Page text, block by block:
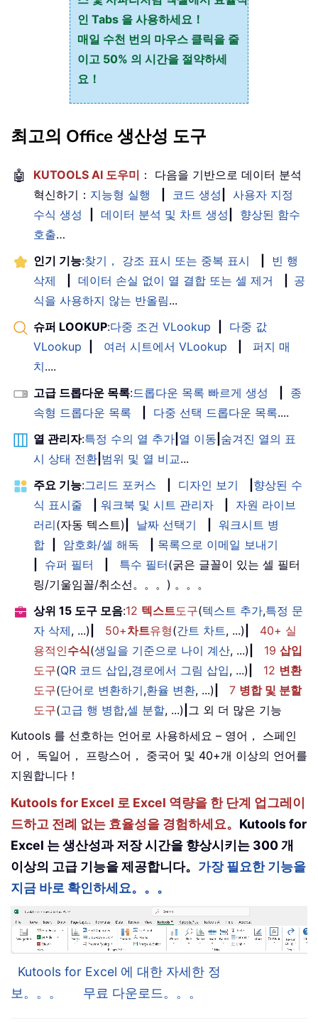
인 Tabs 을 사용하세요！
매일 수천 번의 마우스 클릭을 줄
이고 50% 의 시간을 절약하세
요！
최고의 Office 생산성 도구
🤖 KUTOOLS AI 도우미 ： 다음을 기반으로 데이터 분석
혁신하기： 지능형 실행 코드 생성
사용자 지정
수식 생성
데이터 분석 및 차트 생성
향상된 함수
호출…
인기 기능:찾기， 강조 표시 또는 중복 표시
빈 행
삭제
데이터 손실 없이 열 결합 또는 셀 제거
공
식을 사용하지 않는 반올림...
슈퍼 LOOKUP:다중 조건 VLookup
다중 값
VLookup
여러 시트에서 VLookup
퍼지 매
치....
고급 드롭다운 목록:드롭다운 목록 빠르게 생성
종
속형 드롭다운 목록
다중 선택 드롭다운 목록....
열 관리자:특정 수의 열 추가 열 이동 숨겨진 열의 표
시 상태 전환 범위 및 열 비교...
주요 기능:그리드 포커스 디자인 보기
향상된 수
식 표시줄
워크북 및 시트 관리자
자원 라이브
러리(자동 텍스트) 날짜 선택기
워크시트 병
합
암호화/셀 해독
목록으로 이메일 보내기
슈퍼 필터 특수 필터(굵은 글꼴이 있는 셀 필터
링/기울임꼴/취소선。。。) 。。。
상위 15 도구 모음:12 텍스트도구(텍스트 추가,특정 문
자 삭제, ...) 50+차트유형(간트 차트, ...)
40+ 실
용적인수식(생일을 기준으로 나이 계산, ...) 19 삽입
도구(QR 코드 삽입,경로에서 그림 삽입, ...) 12 변환
도구(단어로 변환하기,환율 변환, ...) 7 병합 및 분할
도구(고급 행 병합,셀 분할, ...) 그 외 더 많은 기능
Kutools 를 선호하는 언어로 사용하세요 – 영어， 스페인
어， 독일어， 프랑스어， 중국어 및 40+개 이상의 언어를
지원합니다！
Kutools for Excel 로 Excel 역량을 한 단계 업그레이
드하고 전례 없는 효율성을 경험하세요。 Kutools for
Excel 는 생산성과 저장 시간을 향상시키는 300 개
이상의 고급 기능을 제공합니다。 가장 필요한 기능을
지금 바로 확인하세요。。。
Kutools for Excel 에 대한 자세한 정
보。。。
무료 다운로드。。。